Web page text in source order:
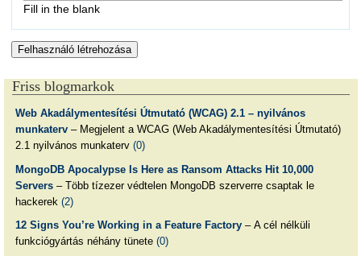
Fill in the blank
Friss blogmarkok
Web Akadálymentesítési Útmutató (WCAG) 2.1 – nyilvános
munkaterv– Megjelent a WCAG (Web Akadálymentesítési Útmutató)
2.1 nyilvános munkaterv (0)
MongoDB Apocalypse Is Here as Ransom Attacks Hit 10,000
Servers– Több tízezer védtelen MongoDB szerverre csaptak le
hackerek (2)
12 Signs You’re Working in a Feature Factory– A cél nélküli
funkciógyártás néhány tünete (0)